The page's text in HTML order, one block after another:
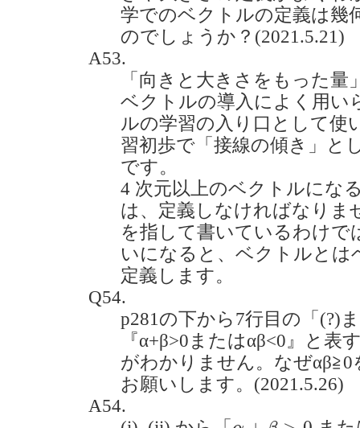
学でのベクトルの定義は幾
のでしょうか？(2021.5.21)
A53.
「向きと大きさをもった
ベクトルの導入によく用い
ルの学習の入り口として使
習初歩で「接線の傾き」と
です。
4 次元以上のベクトルにな
は、定義しなければなりま
を指して書いているわけで
いになると、ベクトルとは
定義します。
Q54.
p281の下から7行目の「(?)
『α+β>0またはαβ<0』と
がわかりません。なぜ
お願いします。(2021.5.26)
A54.
α β >0